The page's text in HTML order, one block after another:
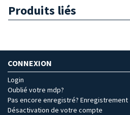
Produits liés
CONNEXION
Login
Oublié votre mdp?
Pas encore enregistré? Enregistrement
Désactivation de votre compte